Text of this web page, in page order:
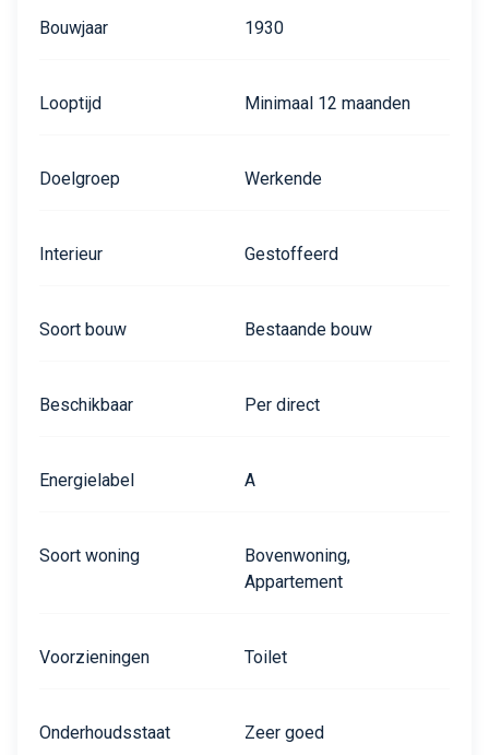
Bouwjaar 1930
Looptijd Minimaal 12 maanden
Doelgroep Werkende
Interieur Gestoffeerd
Soort bouw Bestaande bouw
Beschikbaar Per direct
Energielabel A
Soort woning
Bovenwoning,
Appartement
Voorzieningen Toilet
Onderhoudsstaat Zeer goed